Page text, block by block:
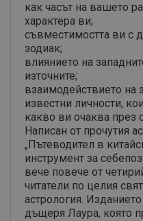
как часът на вашето
характера ви;
съвместимостта ви с
зодиак;
влиянието на
източните;
взаимодействието на
известни личности,
какво ви очаква през
Написан от прочутия
„Пътеводител в
инструмент за
вече повече от
читатели по целия
астрология.
дъщеря Лаура, която